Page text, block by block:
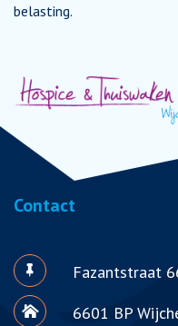
belasting.
Contact
Fazantstraat
6601 BP